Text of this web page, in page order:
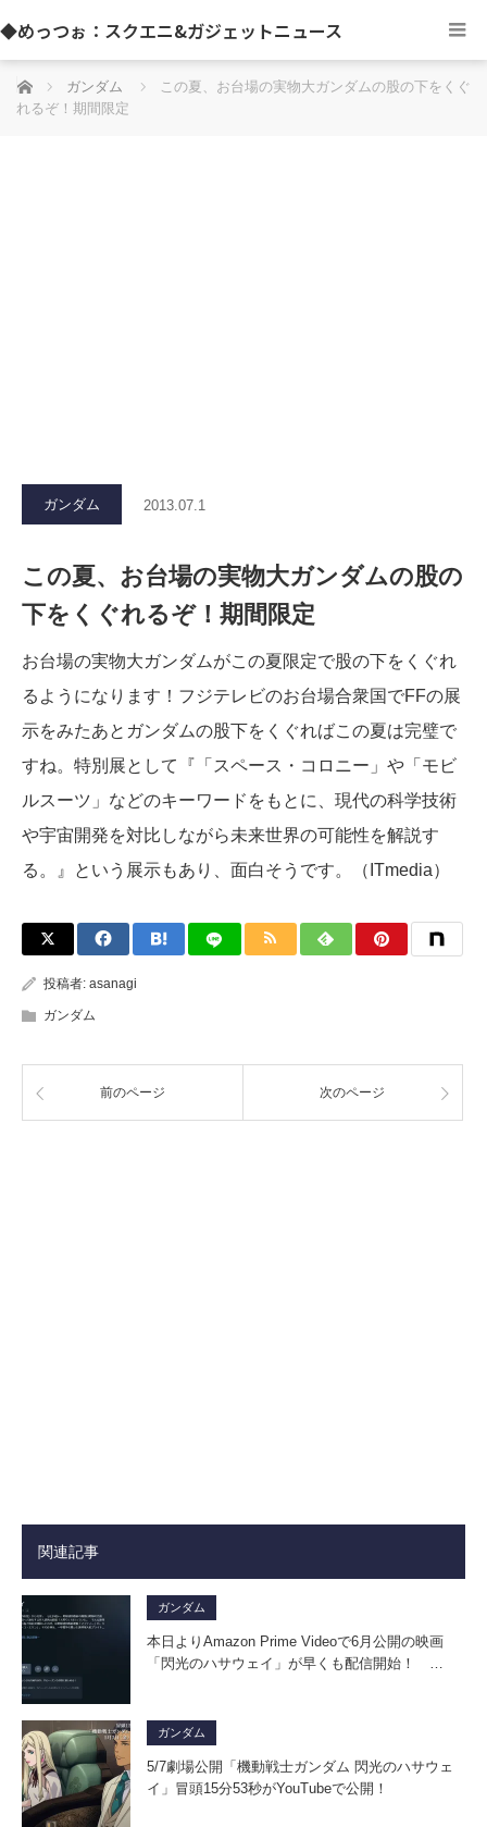
◆めっつぉ：スクエニ&ガジェットニュース
ホーム ガンダム
この夏、お台場の実物大ガンダムの股の下をくぐ
れるぞ！期間限定
ガンダム 2013.07.1
この夏、お台場の実物大ガンダムの股の
下をくぐれるぞ！期間限定
お台場の実物大ガンダムがこの夏限定で股の下をくぐれ
るようになります！フジテレビのお台場合衆国でFFの展
示をみたあとガンダムの股下をくぐればこの夏は完璧で
すね。特別展として『「スペース・コロニー」や「モビ
ルスーツ」などのキーワードをもとに、現代の科学技術
や宇宙開発を対比しながら未来世界の可能性を解説す
る。』という展示もあり、面白そうです。（ITmedia）
投稿者: asanagi
ガンダム
前のページ 次のページ
関連記事
ガンダム
本日よりAmazon Prime Videoで6月公開の映画
「閃光のハサウェイ」が早くも配信開始！ …
ガンダム
5/7劇場公開「機動戦士ガンダム 閃光のハサウェ
イ」冒頭15分53秒がYouTubeで公開！